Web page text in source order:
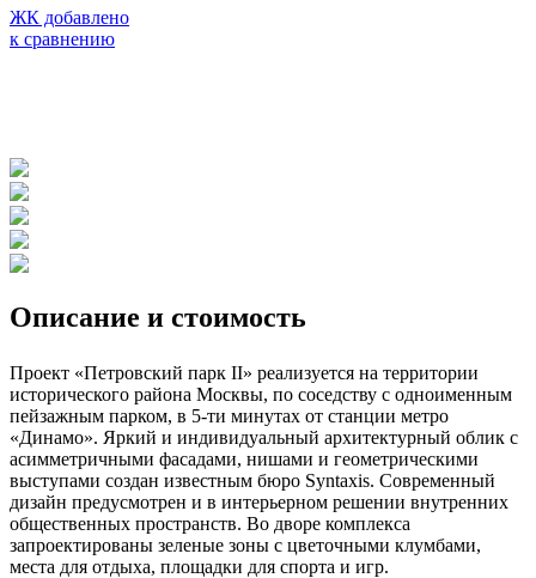
ЖК добавлено
к сравнению
Описание и стоимость
Проект «Петровский парк II» реализуется на территории
исторического района Москвы, по соседству с одноименным
пейзажным парком, в 5-ти минутах от станции метро
«Динамо». Яркий и индивидуальный архитектурный облик с
асимметричными фасадами, нишами и геометрическими
выступами создан известным бюро Syntaxis. Современный
дизайн предусмотрен и в интерьерном решении внутренних
общественных пространств. Во дворе комплекса
запроектированы зеленые зоны с цветочными клумбами,
места для отдыха, площадки для спорта и игр.